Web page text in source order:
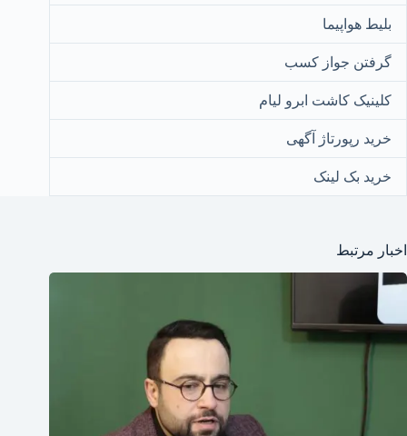
بلیط هواپیما
گرفتن جواز کسب
کلینیک کاشت ابرو لیام
خرید رپورتاژ آگهی
خرید بک لینک
اخبار مرتبط